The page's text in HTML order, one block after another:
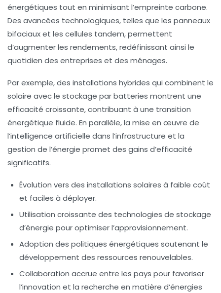
énergétiques tout en minimisant l’empreinte carbone.
Des avancées technologiques, telles que les panneaux
bifaciaux et les cellules tandem, permettent
d’augmenter les rendements, redéfinissant ainsi le
quotidien des entreprises et des ménages.
Par exemple, des installations hybrides qui combinent le
solaire avec le stockage par batteries montrent une
efficacité croissante, contribuant à une transition
énergétique fluide. En parallèle, la mise en œuvre de
l’intelligence artificielle dans l’infrastructure et la
gestion de l’énergie promet des gains d’efficacité
significatifs.
Évolution vers des installations solaires à faible coût
et faciles à déployer.
Utilisation croissante des technologies de stockage
d’énergie pour optimiser l’approvisionnement.
Adoption des politiques énergétiques soutenant le
développement des ressources renouvelables.
Collaboration accrue entre les pays pour favoriser
l’innovation et la recherche en matière d’énergies